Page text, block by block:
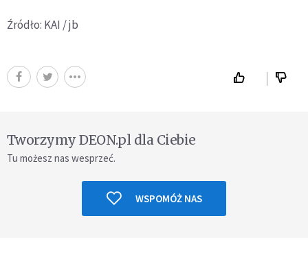
Źródło: KAI / jb
Tworzymy DEON.pl dla Ciebie
Tu możesz nas wesprzeć.
WSPOMÓŻ NAS